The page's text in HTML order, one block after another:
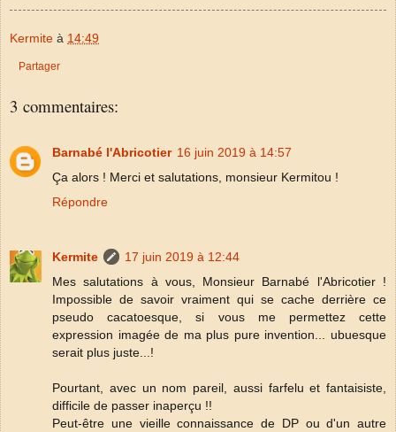
Kermite à 14:49
Partager
3 commentaires:
Barnabé l'Abricotier 16 juin 2019 à 14:57
Ça alors ! Merci et salutations, monsieur Kermitou !
Répondre
Kermite
17 juin 2019 à 12:44
Mes salutations à vous, Monsieur Barnabé l'Abricotier !
Impossible de savoir vraiment qui se cache derrière ce
pseudo cacatoesque, si vous me permettez cette
expression imagée de ma plus pure invention... ubuesque
serait plus juste...!
Pourtant, avec un nom pareil, aussi farfelu et fantaisiste,
difficile de passer inaperçu !!
Peut-être une vieille connaissance de DP ou d'un autre